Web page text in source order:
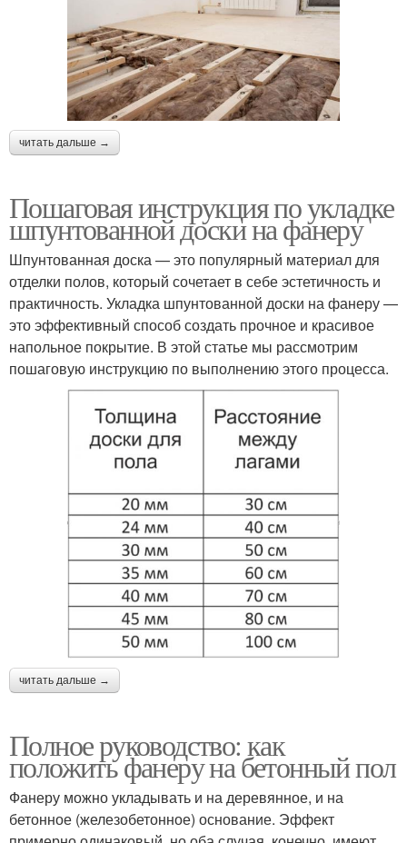
читать дальше →
Пошаговая инструкция по укладке
шпунтованной доски на фанеру
Шпунтованная доска — это популярный материал для
отделки полов, который сочетает в себе эстетичность и
практичность. Укладка шпунтованной доски на фанеру —
это эффективный способ создать прочное и красивое
напольное покрытие. В этой статье мы рассмотрим
пошаговую инструкцию по выполнению этого процесса.
читать дальше →
Полное руководство: как
положить фанеру на бетонный пол
Фанеру можно укладывать и на деревянное, и на
бетонное (железобетонное) основание. Эффект